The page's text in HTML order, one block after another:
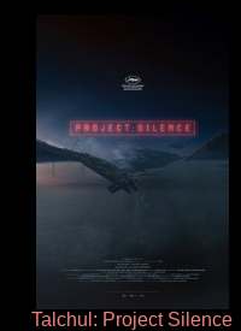
Talchul: Project Silence